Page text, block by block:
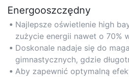
Energooszczędny
Najlepsze oświetlenie high
zużycie energii nawet o 70%
tradycyjnym oświetleniem,
prąd w obiektach
Doskonale nadaje się do
gimnastycznych, gdzie
wymaga ekonomicznych i
Aby zapewnić optymalną